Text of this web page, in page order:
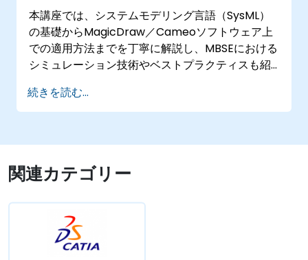
本講座では、システムモデリング言語（SysML）
の基礎からMagicDraw／Cameoソフトウェア上
での適用方法までを丁寧に解説し、MBSEにおける
シミュレーション技術やベストプラクティスも紹
モデル指標といった概念の基本だけでなく、
MagicDraw／Cameoを用いたモデルクエリ作
べます​
続きを読む...
関連カテゴリー